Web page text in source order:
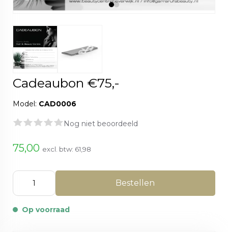
Cadeaubon €75,-
Model: CAD0006
Nog niet beoordeeld
75,00 excl. btw: 61,98
Bestellen
Op voorraad